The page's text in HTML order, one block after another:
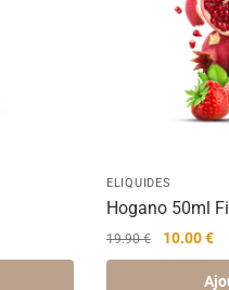
ELIQUIDES
Hogano 50ml
19.90€
Le
prix
10.00€Le